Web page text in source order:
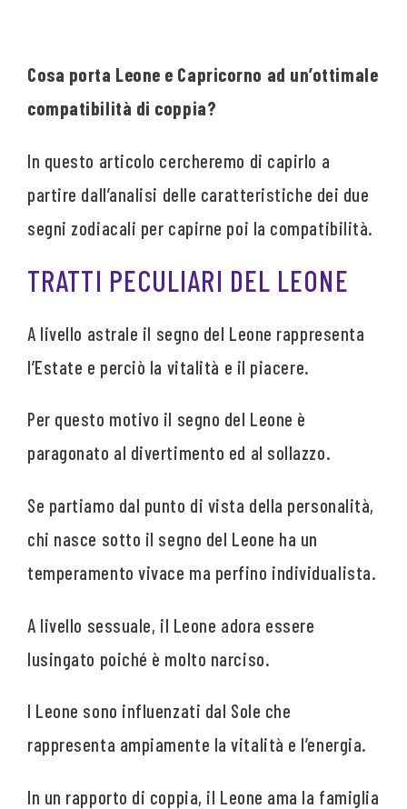
Cosa porta Leone e Capricorno ad un’ottimale
compatibilità di coppia?
In questo articolo cercheremo di capirlo a
partire dall’analisi delle caratteristiche dei due
segni zodiacali per capirne poi la compatibilità.
TRATTI PECULIARI DEL LEONE
A livello astrale il segno del Leone rappresenta
l’Estate e perciò la vitalità e il piacere.
Per questo motivo il segno del Leone è
paragonato al divertimento ed al sollazzo.
Se partiamo dal punto di vista della personalità,
chi nasce sotto il segno del Leone ha un
temperamento vivace ma perfino individualista.
A livello sessuale, il Leone adora essere
lusingato poiché è molto narciso.
I Leone sono influenzati dal Sole che
rappresenta ampiamente la vitalità e l’energia.
In un rapporto di coppia, il Leone ama la famiglia